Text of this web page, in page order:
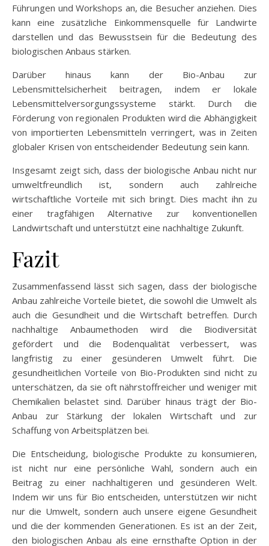
Führungen und Workshops an, die Besucher anziehen. Dies
kann eine zusätzliche Einkommensquelle für Landwirte
darstellen und das Bewusstsein für die Bedeutung des
biologischen Anbaus stärken.
Darüber hinaus kann der Bio-Anbau zur
Lebensmittelsicherheit beitragen, indem er lokale
Lebensmittelversorgungssysteme stärkt. Durch die
Förderung von regionalen Produkten wird die Abhängigkeit
von importierten Lebensmitteln verringert, was in Zeiten
globaler Krisen von entscheidender Bedeutung sein kann.
Insgesamt zeigt sich, dass der biologische Anbau nicht nur
umweltfreundlich ist, sondern auch zahlreiche
wirtschaftliche Vorteile mit sich bringt. Dies macht ihn zu
einer tragfähigen Alternative zur konventionellen
Landwirtschaft und unterstützt eine nachhaltige Zukunft.
Fazit
Zusammenfassend lässt sich sagen, dass der biologische
Anbau zahlreiche Vorteile bietet, die sowohl die Umwelt als
auch die Gesundheit und die Wirtschaft betreffen. Durch
nachhaltige Anbaumethoden wird die Biodiversität
gefördert und die Bodenqualität verbessert, was
langfristig zu einer gesünderen Umwelt führt. Die
gesundheitlichen Vorteile von Bio-Produkten sind nicht zu
unterschätzen, da sie oft nährstoffreicher und weniger mit
Chemikalien belastet sind. Darüber hinaus trägt der Bio-
Anbau zur Stärkung der lokalen Wirtschaft und zur
Schaffung von Arbeitsplätzen bei.
Die Entscheidung, biologische Produkte zu konsumieren,
ist nicht nur eine persönliche Wahl, sondern auch ein
Beitrag zu einer nachhaltigeren und gesünderen Welt.
Indem wir uns für Bio entscheiden, unterstützen wir nicht
nur die Umwelt, sondern auch unsere eigene Gesundheit
und die der kommenden Generationen. Es ist an der Zeit,
den biologischen Anbau als eine ernsthafte Option in der